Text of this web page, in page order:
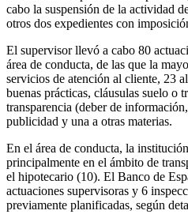
cabo la suspensión de la actividad
otros dos expedientes con
El supervisor llevó a cabo 80
área de conducta, de las que la
servicios de atención al cliente, 23
buenas prácticas, cláusulas suelo o
transparencia (deber de
publicidad y una a otras materias.
En el área de conducta, la
principalmente en el ámbito de
el hipotecario (10). El Banco de
actuaciones supervisoras y 6
previamente planificadas, según